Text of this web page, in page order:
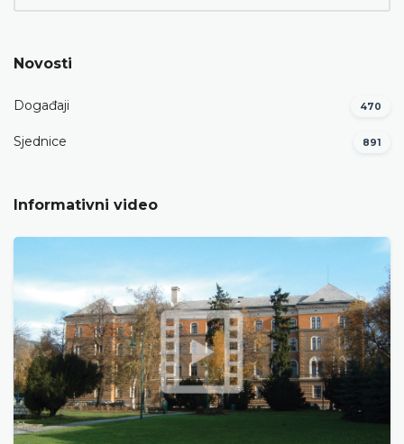
Novosti
Događaji 470
Sjednice 891
Informativni video